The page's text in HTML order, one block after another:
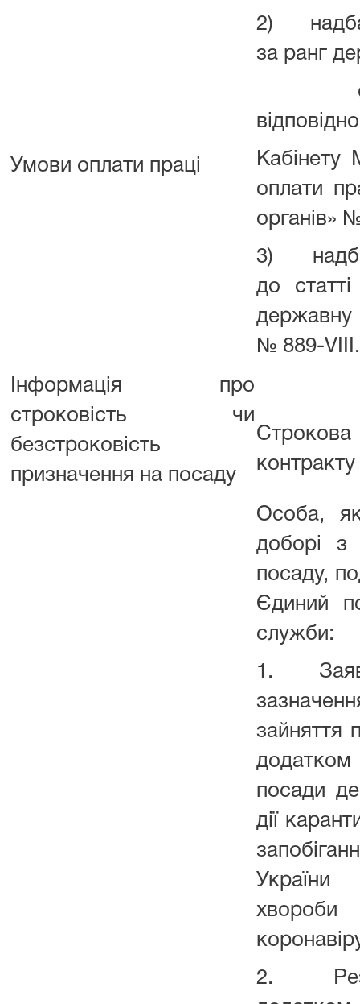
Умови оплати праці
2)
за ранг
Кабінету
оплати
органів»
3)
до
№ 889-VIII.
Інформація про
строковість чи
безстроковість
призначення на посаду
контракту
Особа,
доборі з
посаду,
Єдиний
служби:
1. Заяву
зайняття
додатком
посади
дії
України
хвороби
2.